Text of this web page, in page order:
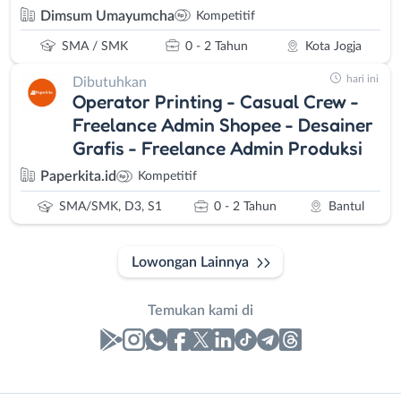
Dimsum Umayumcha Kompetitif
SMA / SMK 0 - 2 Tahun Kota Jogja
Dibutuhkan
Operator Printing - Casual Crew -
Freelance Admin Shopee - Desainer
Grafis - Freelance Admin Produksi
Paperkita.id Kompetitif
SMA/SMK, D3, S1 0 - 2 Tahun Bantul
hari ini
Lowongan Lainnya
Temukan kami di